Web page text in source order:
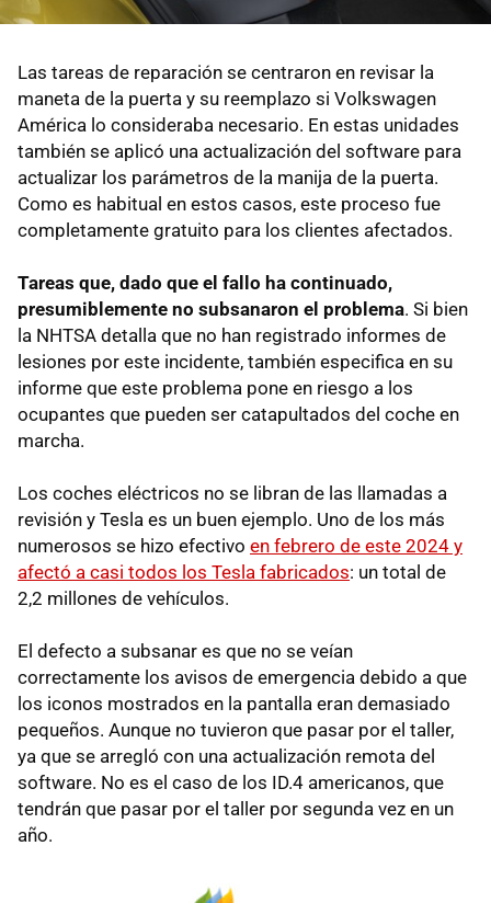
Las tareas de reparación se centraron en revisar la
maneta de la puerta y su reemplazo si Volkswagen
América lo consideraba necesario. En estas unidades
también se aplicó una actualización del software para
actualizar los parámetros de la manija de la puerta.
Como es habitual en estos casos, este proceso fue
completamente gratuito para los clientes afectados.
Tareas que, dado que el fallo ha continuado,
presumiblemente no subsanaron el problema. Si bien
la NHTSA detalla que no han registrado informes de
lesiones por este incidente, también especifica en su
informe que este problema pone en riesgo a los
ocupantes que pueden ser catapultados del coche en
marcha.
Los coches eléctricos no se libran de las llamadas a
revisión y Tesla es un buen ejemplo. Uno de los más
numerosos se hizo efectivo en febrero de este 2024 y
afectó a casi todos los Tesla fabricados: un total de
2,2 millones de vehículos.
El defecto a subsanar es que no se veían
correctamente los avisos de emergencia debido a que
los iconos mostrados en la pantalla eran demasiado
pequeños. Aunque no tuvieron que pasar por el taller,
ya que se arregló con una actualización remota del
software. No es el caso de los ID.4 americanos, que
tendrán que pasar por el taller por segunda vez en un
año.